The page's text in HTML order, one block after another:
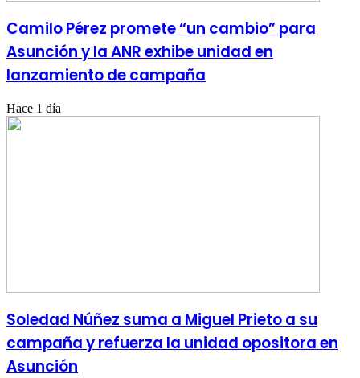
Camilo Pérez promete “un cambio” para
Asunción y la ANR exhibe unidad en
lanzamiento de campaña
Hace 1 día
Soledad Núñez suma a Miguel Prieto a su
campaña y refuerza la unidad opositora en
Asunción